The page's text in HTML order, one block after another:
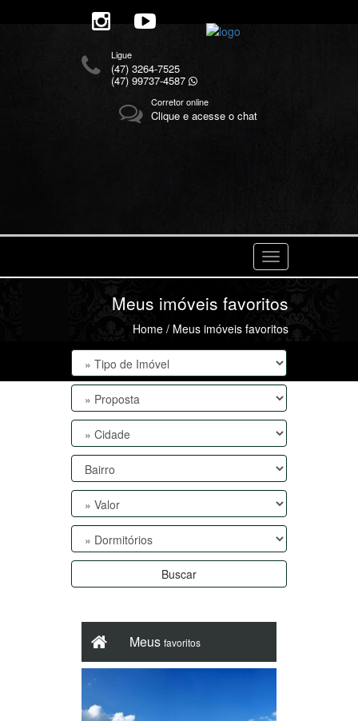
Ligue
(47) 3264-7525
(47) 99737-4587
Corretor online
Clique e acesse o chat
Navegaçåo
Meus imóveis favoritos
Home / Meus imóveis favoritos
Buscar
Meus favoritos